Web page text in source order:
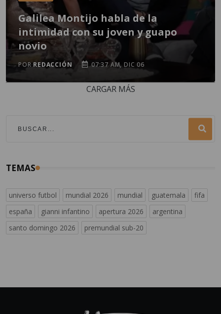
Galilea Montijo habla de la
intimidad con su joven y guapo
novio
PORREDACCIÓN 07:37 AM, DIC 06
CARGAR MÁS
TEMAS
universo futbol mundial 2026 mundial guatemala
fifa
españa
gianni infantino apertura 2026
argentina
santo domingo 2026
premundial sub-20